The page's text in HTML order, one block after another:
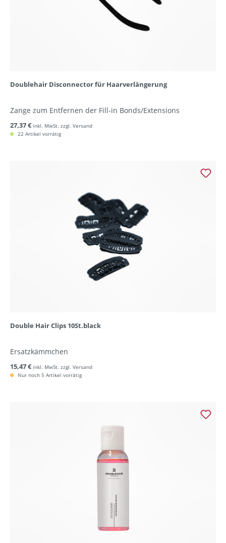
Doublehair Disconnector für Haarverlängerung
Zange zum Entfernen der Fill-in Bonds/Extensions
27,37 € inkl. MwSt. zzgl. Versand
22 Artikel vorrätig
Double Hair Clips 10St.black
Ersatzkämmchen
15,47 € inkl. MwSt. zzgl. Versand
Nur noch 5 Artikel vorrätig